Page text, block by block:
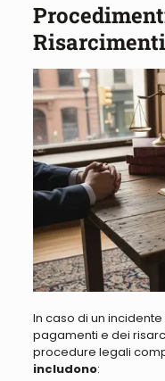
Risarcimenti
In caso di un
pagamenti e dei
procedure legali
includono: